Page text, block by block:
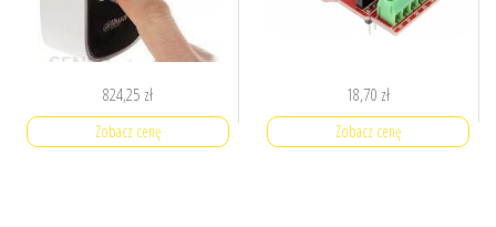
824,25 zł
Zobacz cenę
18,70 zł
Zobacz cenę